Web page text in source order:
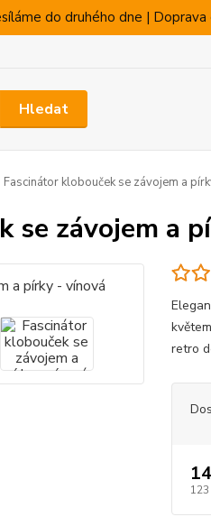
do druhého dne | Doprava
Hledat
Fascinátor klobouček se závojem a
se závojem a
retro
123